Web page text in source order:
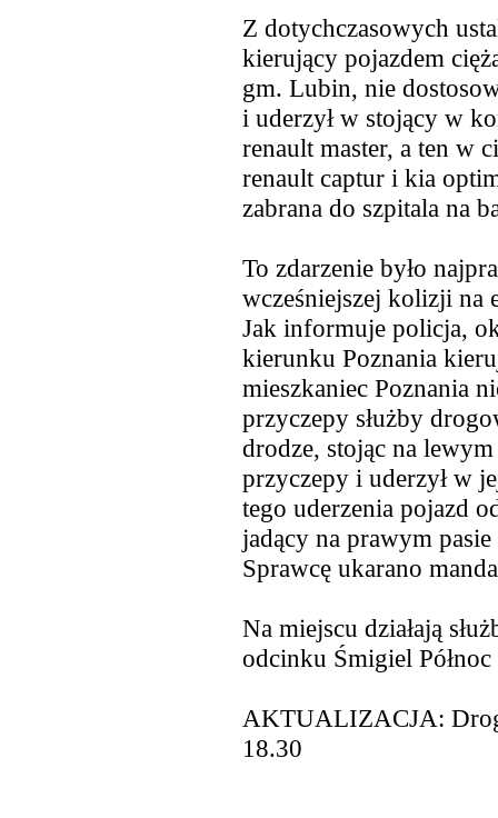
Z dotychczasowych
kierujący pojazdem
gm. Lubin, nie
i uderzył w stojący w
renault master, a ten w
renault captur i kia
zabrana do szpitala na
To zdarzenie było
wcześniejszej kolizji na
Jak informuje policja,
kierunku Poznania
mieszkaniec Poznania
przyczepy służby
drodze, stojąc na
przyczepy i uderzył w
tego uderzenia pojazd
jadący na prawym
Sprawcę ukarano
Na miejscu działają
odcinku Śmigiel
AKTUALIZACJA:
18.30